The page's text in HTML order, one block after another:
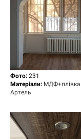
Фото: 231
Матеріали:
Артель